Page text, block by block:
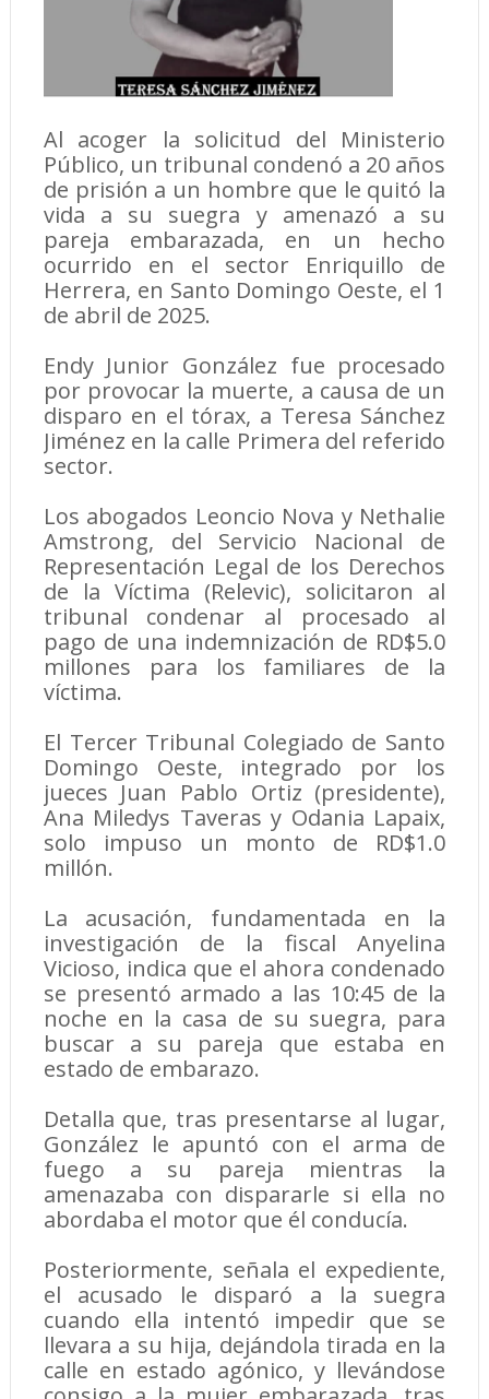
Al acoger la solicitud del Ministerio
Público, un tribunal condenó a 20 años
de prisión a un hombre que le quitó la
vida a su suegra y amenazó a su
pareja embarazada, en un hecho
ocurrido en el sector Enriquillo de
Herrera, en Santo Domingo Oeste, el 1
de abril de 2025.
Endy Junior González fue procesado
por provocar la muerte, a causa de un
disparo en el tórax, a Teresa Sánchez
Jiménez en la calle Primera del referido
sector.
Los abogados Leoncio Nova y Nethalie
Amstrong, del Servicio Nacional de
Representación Legal de los Derechos
de la Víctima (Relevic), solicitaron al
tribunal condenar al procesado al
pago de una indemnización de RD$5.0
millones para los familiares de la
víctima.
El Tercer Tribunal Colegiado de Santo
Domingo Oeste, integrado por los
jueces Juan Pablo Ortiz (presidente),
Ana Miledys Taveras y Odania Lapaix,
solo impuso un monto de RD$1.0
millón.
La acusación, fundamentada en la
investigación de la fiscal Anyelina
Vicioso, indica que el ahora condenado
se presentó armado a las 10:45 de la
noche en la casa de su suegra, para
buscar a su pareja que estaba en
estado de embarazo.
Detalla que, tras presentarse al lugar,
González le apuntó con el arma de
fuego a su pareja mientras la
amenazaba con dispararle si ella no
abordaba el motor que él conducía.
Posteriormente, señala el expediente,
el acusado le disparó a la suegra
cuando ella intentó impedir que se
llevara a su hija, dejándola tirada en la
calle en estado agónico, y llevándose